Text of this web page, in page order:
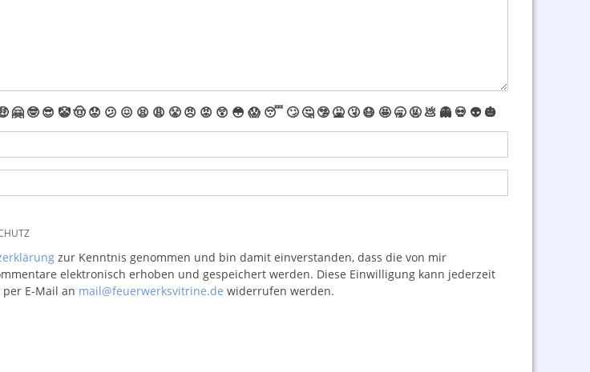
🤗 🤓 😎 🤡🤠 😟 😕 😖 😫 😩 😤 😠 😡 😲 😳 😱 😴 🙄 🤔 🤥 🤮 🤧 😷 🤩 🥱 🤬 💩 👻 💀 👽 🎃
zur Kenntnis genommen und bin damit einverstanden, dass die von mir
elektronisch erhoben und gespeichert werden. Diese Einwilligung kann jederzeit
E-Mail an mail@feuerwerksvitrine.de widerrufen werden.